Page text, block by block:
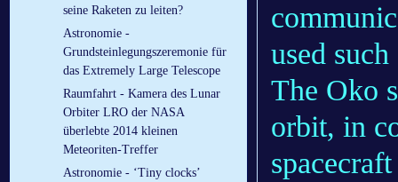
seine Raketen zu leiten?
Astronomie -
Grundsteinlegungszeremonie für
das Extremely Large Telescope
Raumfahrt - Kamera des Lunar
Orbiter LRO der NASA
überlebte 2014 kleinen
Meteoriten-Treffer
Astronomie - ‘Tiny clocks’
used
The Oko
orbit, in